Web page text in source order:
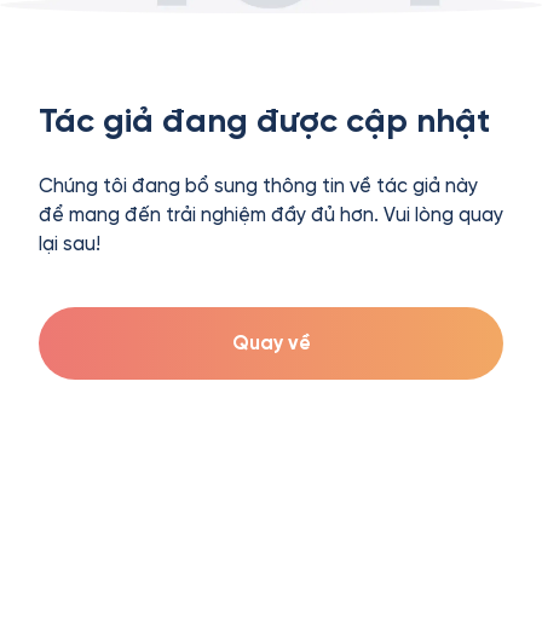
Tác giả đang được cập nhật
Chúng tôi đang bổ sung thông tin về tác giả này
để mang đến trải nghiệm đầy đủ hơn. Vui lòng quay
lại sau!
Quay về